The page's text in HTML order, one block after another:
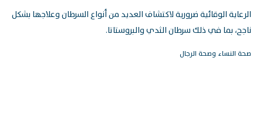
الرعاية الوقائية ضرورية لاكتشاف العديد من أنواع السرطان وعلاجها بشكل
ناجح، بما في ذلك سرطان الثدي والبروستاتا.
صحة النساء وصحة الرجال